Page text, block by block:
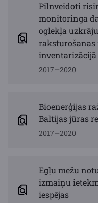
Pilnveidoti
monitoringa
oglekļa
raksturošanas
inventarizācijā
2017—2020
Bioenerģijas
Baltijas jūras
2017—2020
Egļu mežu
izmaiņu
iespējas